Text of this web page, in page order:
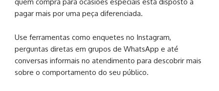
pagar mais por uma peça diferenciada.
Use ferramentas como enquetes no Instagram,
perguntas diretas em grupos de WhatsApp e até
conversas informais no atendimento para descobrir mais
sobre o comportamento do seu público.